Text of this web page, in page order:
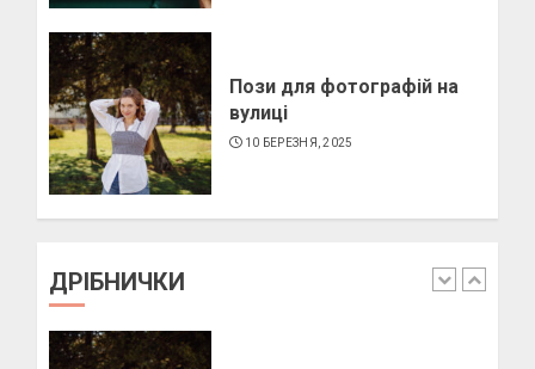
Пози для фотографій на
вулиці
10 БЕРЕЗНЯ, 2025
ДРІБНИЧКИ
4
1